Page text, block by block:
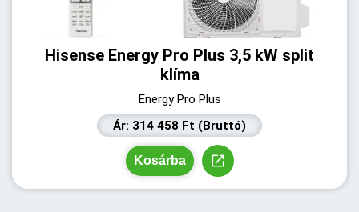
Hisense Energy Pro Plus 3,5 kW split
klíma
Energy Pro Plus
Ár: 314 458 Ft (Bruttó)
Kosárba